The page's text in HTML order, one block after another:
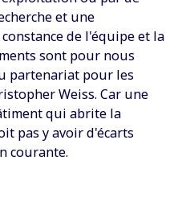
et une
de l'équipe et la
sont pour nous
partenariat pour les
Weiss. Car une
qui abrite la
pas y avoir d'écarts
courante.